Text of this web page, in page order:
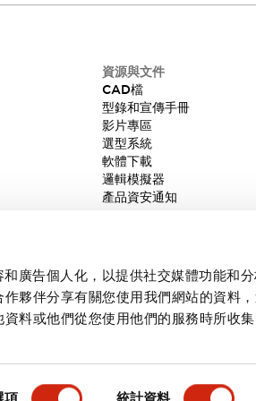
廣告個人化，以提供社交媒體功能和
夥伴分享有關您使用我們網站的資料
料或他們從您使用他們的服務時所收集
項 統計資料
資源與文件
CAD檔
型錄和宣傳手冊
影片專區
選型系統
軟體下載
邏輯模擬器
產品資安通知